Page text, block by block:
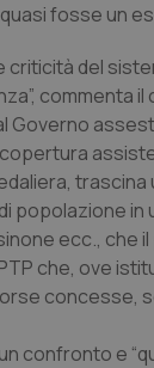
fosse un
criticità del
commenta
Governo
trascina
in
ecc., che
che, ove
concesse,
confronto e